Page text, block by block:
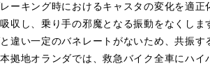
ーキング時におけるキャスタの変化を適
収し、乗り手の邪魔となる振動をなくしま
違い一定のバネレートがないため、共振す
拠地オランダでは、救急バイク全車にハ